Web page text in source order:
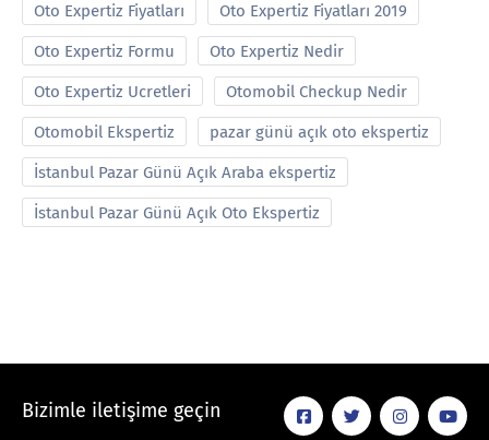
Oto Expertiz Fiyatları Oto Expertiz Fiyatları 2019
Oto Expertiz Formu Oto Expertiz Nedir
Oto Expertiz Ucretleri Otomobil Checkup Nedir
Otomobil Ekspertiz pazar günü açık oto ekspertiz
İstanbul Pazar Günü Açık Araba ekspertiz
İstanbul Pazar Günü Açık Oto Ekspertiz
Bizimle iletişime geçin